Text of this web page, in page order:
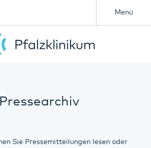
Menü
Pressearchiv
Sie Pressemitteilungen lesen oder